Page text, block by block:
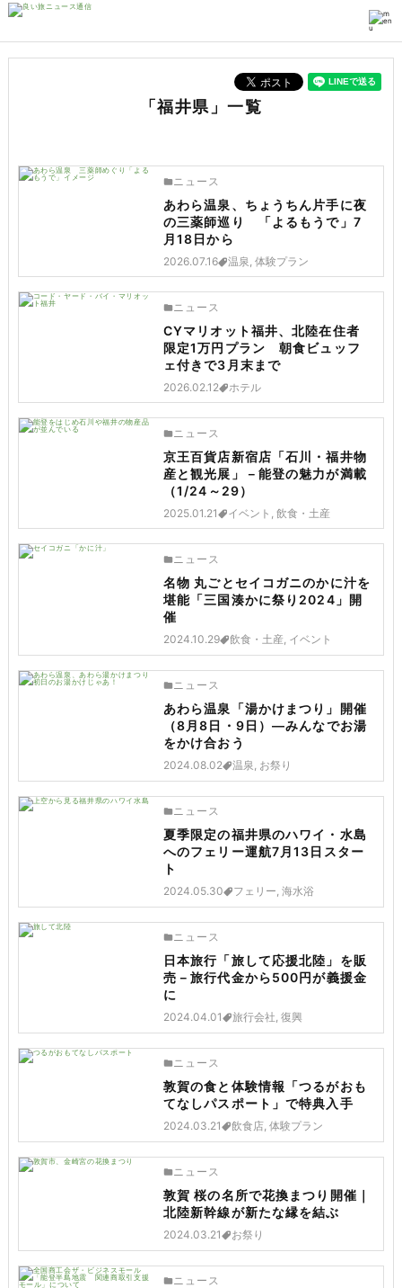
「福井県」一覧
ニュース
あわら温泉、ちょうちん片手に夜
の三薬師巡り 「よるもうで」7
月18日から
2026.07.16 温泉, 体験プラン
ニュース
CYマリオット福井、北陸在住者
限定1万円プラン 朝食ビュッフ
ェ付きで3月末まで
2026.02.12 ホテル
ニュース
京王百貨店新宿店「石川・福井物
産と観光展」－能登の魅力が満載
（1/24～29）
2025.01.21 イベント, 飲食・土産
ニュース
名物 丸ごとセイコガニのかに汁を
堪能「三国湊かに祭り2024」開
催
2024.10.29 飲食・土産, イベント
ニュース
あわら温泉「湯かけまつり」開催
（8月8日・9日）―みんなでお湯
をかけ合おう
2024.08.02 温泉, お祭り
ニュース
夏季限定の福井県のハワイ・水島
へのフェリー運航7月13日スター
ト
2024.05.30 フェリー, 海水浴
ニュース
日本旅行「旅して応援北陸」を販
売－旅行代金から500円が義援金
に
2024.04.01 旅行会社, 復興
ニュース
敦賀の食と体験情報「つるがおも
てなしパスポート」で特典入手
2024.03.21 飲食店, 体験プラン
ニュース
敦賀 桜の名所で花換まつり開催｜
北陸新幹線が新たな縁を結ぶ
2024.03.21 お祭り
ニュース